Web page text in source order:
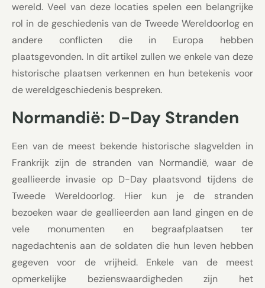
wereld. Veel van deze locaties spelen een belangrijke
rol in de geschiedenis van de Tweede Wereldoorlog en
andere conflicten die in Europa hebben
plaatsgevonden. In dit artikel zullen we enkele van deze
historische plaatsen verkennen en hun betekenis voor
de wereldgeschiedenis bespreken.
Normandië: D-Day Stranden
Een van de meest bekende historische slagvelden in
Frankrijk zijn de stranden van Normandië, waar de
geallieerde invasie op D-Day plaatsvond tijdens de
Tweede Wereldoorlog. Hier kun je de stranden
bezoeken waar de geallieerden aan land gingen en de
vele monumenten en begraafplaatsen ter
nagedachtenis aan de soldaten die hun leven hebben
gegeven voor de vrijheid. Enkele van de meest
opmerkelijke bezienswaardigheden zijn het